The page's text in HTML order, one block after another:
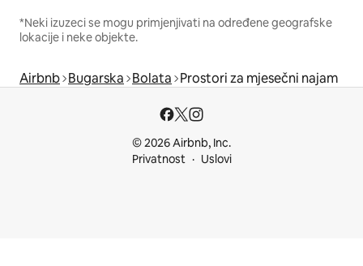
*Neki izuzeci se mogu primjenjivati na određene geografske
lokacije i neke objekte.
Airbnb Bugarska Bolata Prostori za mjesečni najam
© 2026 Airbnb, Inc.
Privatnost
Uslovi